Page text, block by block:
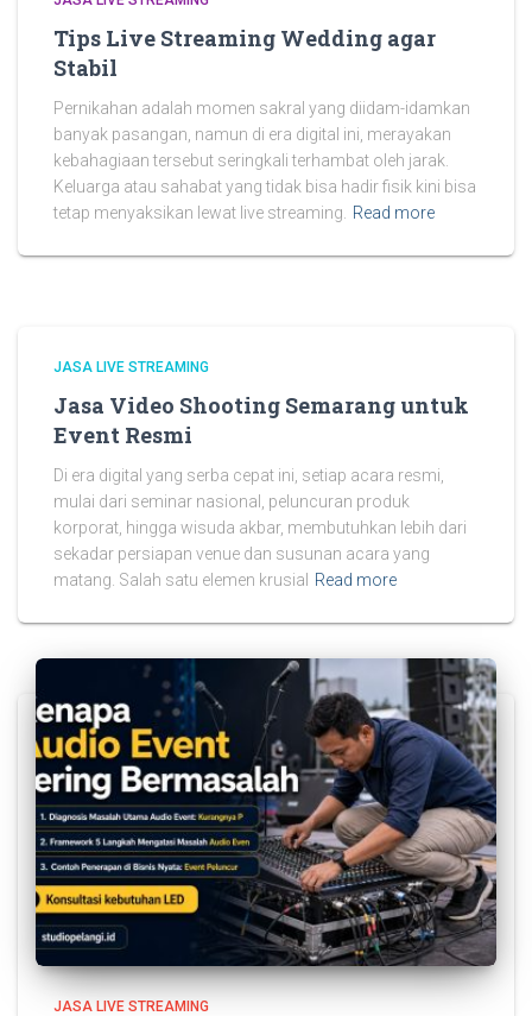
Tips Live Streaming Wedding agar
Stabil
Pernikahan adalah momen sakral yang diidam-idamkan
banyak pasangan, namun di era digital ini, merayakan
kebahagiaan tersebut seringkali terhambat oleh jarak.
Keluarga atau sahabat yang tidak bisa hadir fisik kini bisa
tetap menyaksikan lewat live streaming. Read more
JASA LIVE STREAMING
Jasa Video Shooting Semarang untuk
Event Resmi
Di era digital yang serba cepat ini, setiap acara resmi,
mulai dari seminar nasional, peluncuran produk
korporat, hingga wisuda akbar, membutuhkan lebih dari
sekadar persiapan venue dan susunan acara yang
matang. Salah satu elemen krusial
Read more
JASA LIVE STREAMING